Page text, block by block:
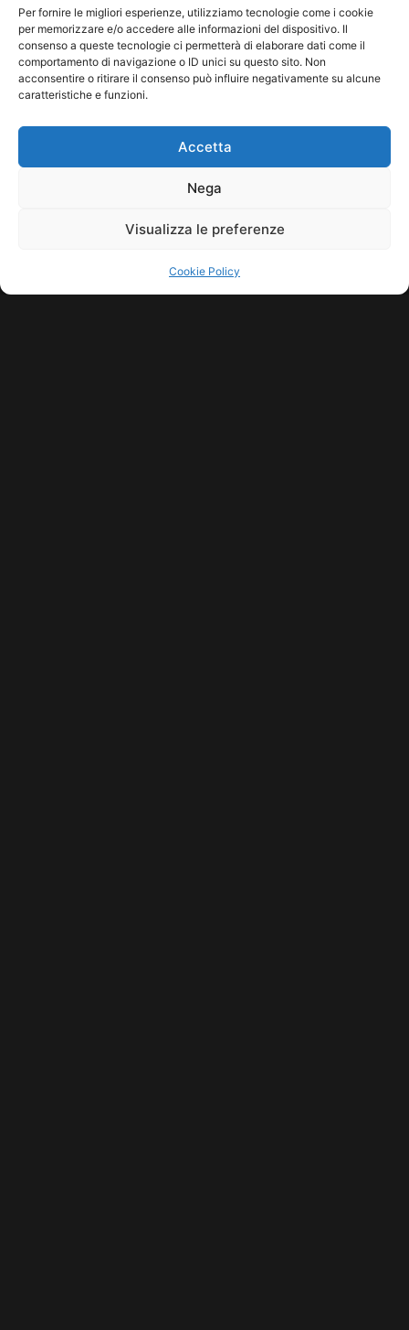
Per fornire le migliori esperienze, utilizziamo tecnologie come i cookie
per memorizzare e/o accedere alle informazioni del dispositivo. Il
consenso a queste tecnologie ci permetterà di elaborare dati come il
comportamento di navigazione o ID unici su questo sito. Non
acconsentire o ritirare il consenso può influire negativamente su alcune
caratteristiche e funzioni.
Accetta
Nega
Visualizza le preferenze
Cookie Policy
apparentemente distanti: la mixologia di alto livello
e la produzione musicale underground. Noto […]
Leggi tutto...